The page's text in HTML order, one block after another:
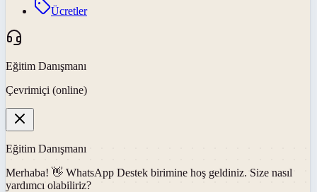
Ücretler
Eğitim Danışmanı
Çevrimiçi (online)
Eğitim Danışmanı
Merhaba! 👋 WhatsApp Destek birimine hoş geldiniz. Size nasıl
yardımcı olabiliriz?